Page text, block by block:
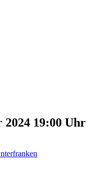
2024 19:00 Uhr